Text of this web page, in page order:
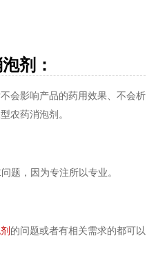
剂：
会影响产品的药用效果、不会析
农药消泡剂。
题，因为专注所以专业。
的问题或者有相关需求的都可以